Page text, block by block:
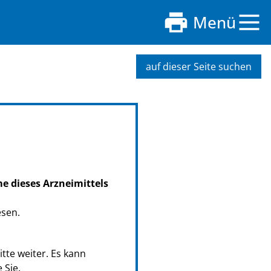
Menü
auf dieser Seite suchen
dieses Arzneimittels
weiter. Es kann
Sie.